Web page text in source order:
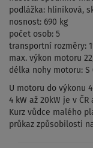
podlážka: hliníková,
nosnost: 690 kg
počet osob: 5
transportní rozměry:
max. výkon motoru
délka nohy motoru: S
U motoru do výkonu
4 kW až 20kW je v
Kurz vůdce malého
průkaz způsobilosti